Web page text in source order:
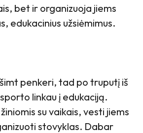
bet ir organizuoja jiems
edukacinius užsiėmimus.
penkeri, tad po truputį iš
linkau į edukaciją.
su vaikais, vesti jiems
stovyklas. Dabar